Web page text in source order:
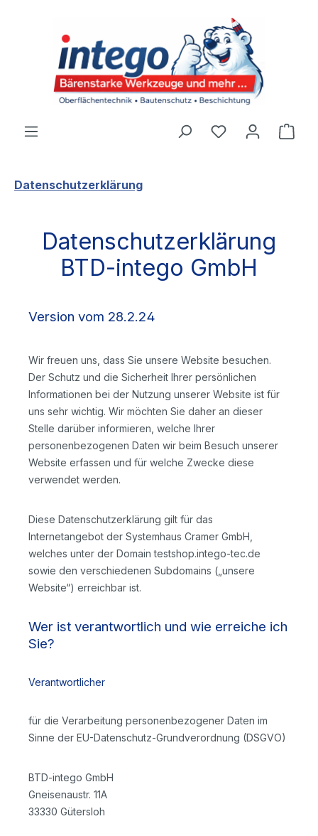
Du hast 0
Datenschutzerklärung
Datenschutzerklärung
BTD-intego GmbH
Version vom 28.2.24
Wir freuen uns, dass Sie unsere Website besuchen.
Der Schutz und die Sicherheit Ihrer persönlichen
Informationen bei der Nutzung unserer Website ist für
uns sehr wichtig. Wir möchten Sie daher an dieser
Stelle darüber informieren, welche Ihrer
personenbezogenen Daten wir beim Besuch unserer
Website erfassen und für welche Zwecke diese
verwendet werden.
Diese Datenschutzerklärung gilt für das
Internetangebot der Systemhaus Cramer GmbH,
welches unter der Domain testshop.intego-tec.de
sowie den verschiedenen Subdomains („unsere
Website“) erreichbar ist.
Wer ist verantwortlich und wie erreiche ich
Sie?
Verantwortlicher
für die Verarbeitung personenbezogener Daten im
Sinne der EU-Datenschutz-Grundverordnung (DSGVO)
BTD-intego GmbH
Gneisenaustr. 11A
33330 Gütersloh